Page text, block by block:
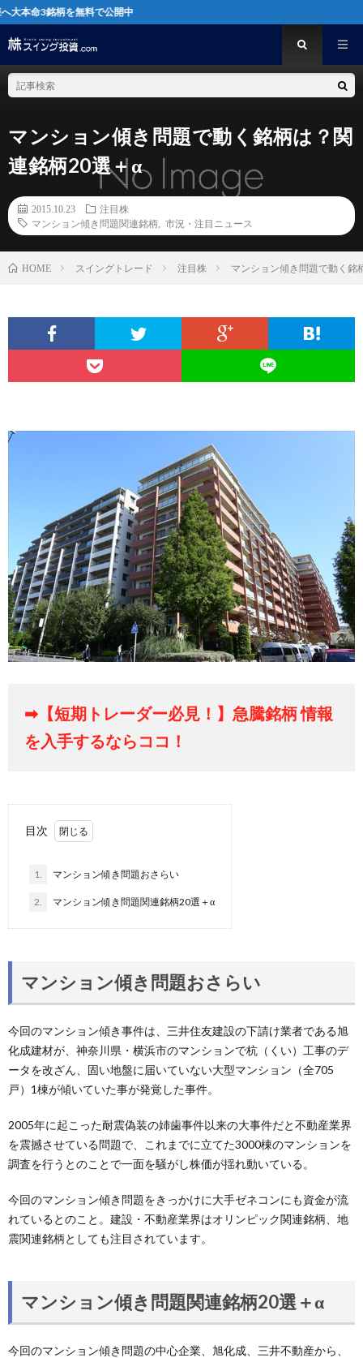
を無料で公開中
マンション傾き問題で動く銘柄は？関
連銘柄20選＋α
2015.10.23
注目株
マンション傾き問題関連銘柄
市況・注目ニュース
HOME スイングトレード 注目株 マンション傾き問題で動く銘
➡【短期トレーダー必見！】急騰銘柄 情報
を入手するならココ！
目次
1. マンション傾き問題おさらい
2. マンション傾き問題関連銘柄20選＋α
マンション傾き問題おさらい
今回のマンション傾き事件は、三井住友建設の下請け業者である旭
化成建材が、神奈川県・横浜市のマンションで杭（くい）工事のデ
ータを改ざん、固い地盤に届いていない大型マンション（全705
戸）1棟が傾いていた事が発覚した事件。
2005年に起こった耐震偽装の姉歯事件以来の大事件だと不動産業界
を震撼させている問題で、これまでに立てた3000棟のマンションを
調査を行うとのことで一面を騒がし株価が揺れ動いている。
今回のマンション傾き問題をきっかけに大手ゼネコンにも資金が流
れているとのこと。建設・不動産業界はオリンピック関連銘柄、地
震関連銘柄としても注目されています。
マンション傾き問題関連銘柄20選＋α
今回のマンション傾き問題の中心企業、旭化成、三井不動産から、